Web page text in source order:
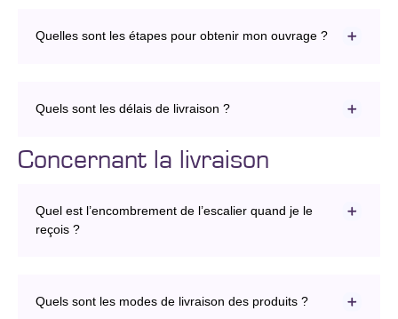
Quelles sont les étapes pour obtenir mon ouvrage ?
Quels sont les délais de livraison ?
Concernant la livraison
Quel est l’encombrement de l’escalier quand je le
reçois ?
Quels sont les modes de livraison des produits ?